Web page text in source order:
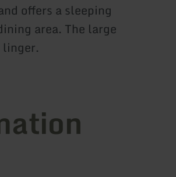
offers a sleeping
area. The large
linger.